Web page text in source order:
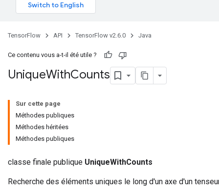
TensorFlow API TensorFlow v2.6.0 Java
Ce contenu vous a-t-il été utile ?
UniqueWithCounts
Sur cette page
Méthodes publiques
Méthodes héritées
Méthodes publiques
classe finale publique UniqueWithCounts
Recherche des éléments uniques le long d'un axe d'un